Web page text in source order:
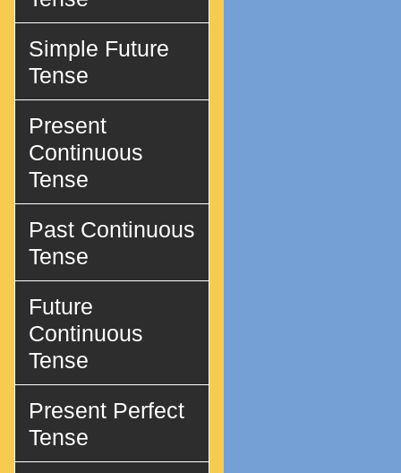
Simple Future
Tense
Present
Continuous
Tense
Past Continuous
Tense
Future
Continuous
Tense
Present Perfect
Tense